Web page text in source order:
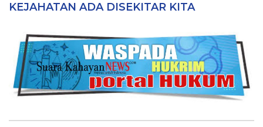
KEJAHATAN ADA DISEKITAR KITA